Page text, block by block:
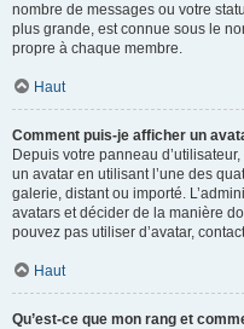
nombre de messages ou votre
plus grande, est connue sous le
propre à chaque membre.
Haut
Comment puis-je afficher un
Depuis votre panneau
un avatar en utilisant l’une des
galerie, distant ou importé.
avatars et décider de la manière
pouvez pas utiliser d’avatar,
Haut
Qu’est-ce que mon rang et